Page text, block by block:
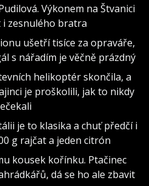
Výkonem na Štvanici
zesnulého bratra
ušetří tisíce za opraváře,
s nářadím je věčně prázdný
helikoptér skončila, a
je proškolili, jak to nikdy
je to klasika a chuť předčí i
g rajčat a jeden citrón
kousek kořínku. Ptačinec
dá se ho ale zbavit